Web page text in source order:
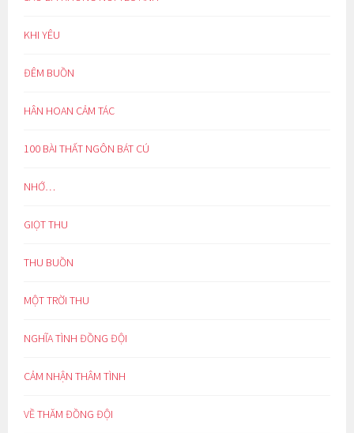
KHI YÊU
ĐÊM BUỒN
HÂN HOAN CẢM TÁC
100 BÀI THẤT NGÔN BÁT CÚ
NHỚ…
GIỌT THU
THU BUỒN
MỘT TRỜI THU
NGHĨA TÌNH ĐỒNG ĐỘI
CẢM NHẬN THÂM TÌNH
VỀ THĂM ĐỒNG ĐỘI